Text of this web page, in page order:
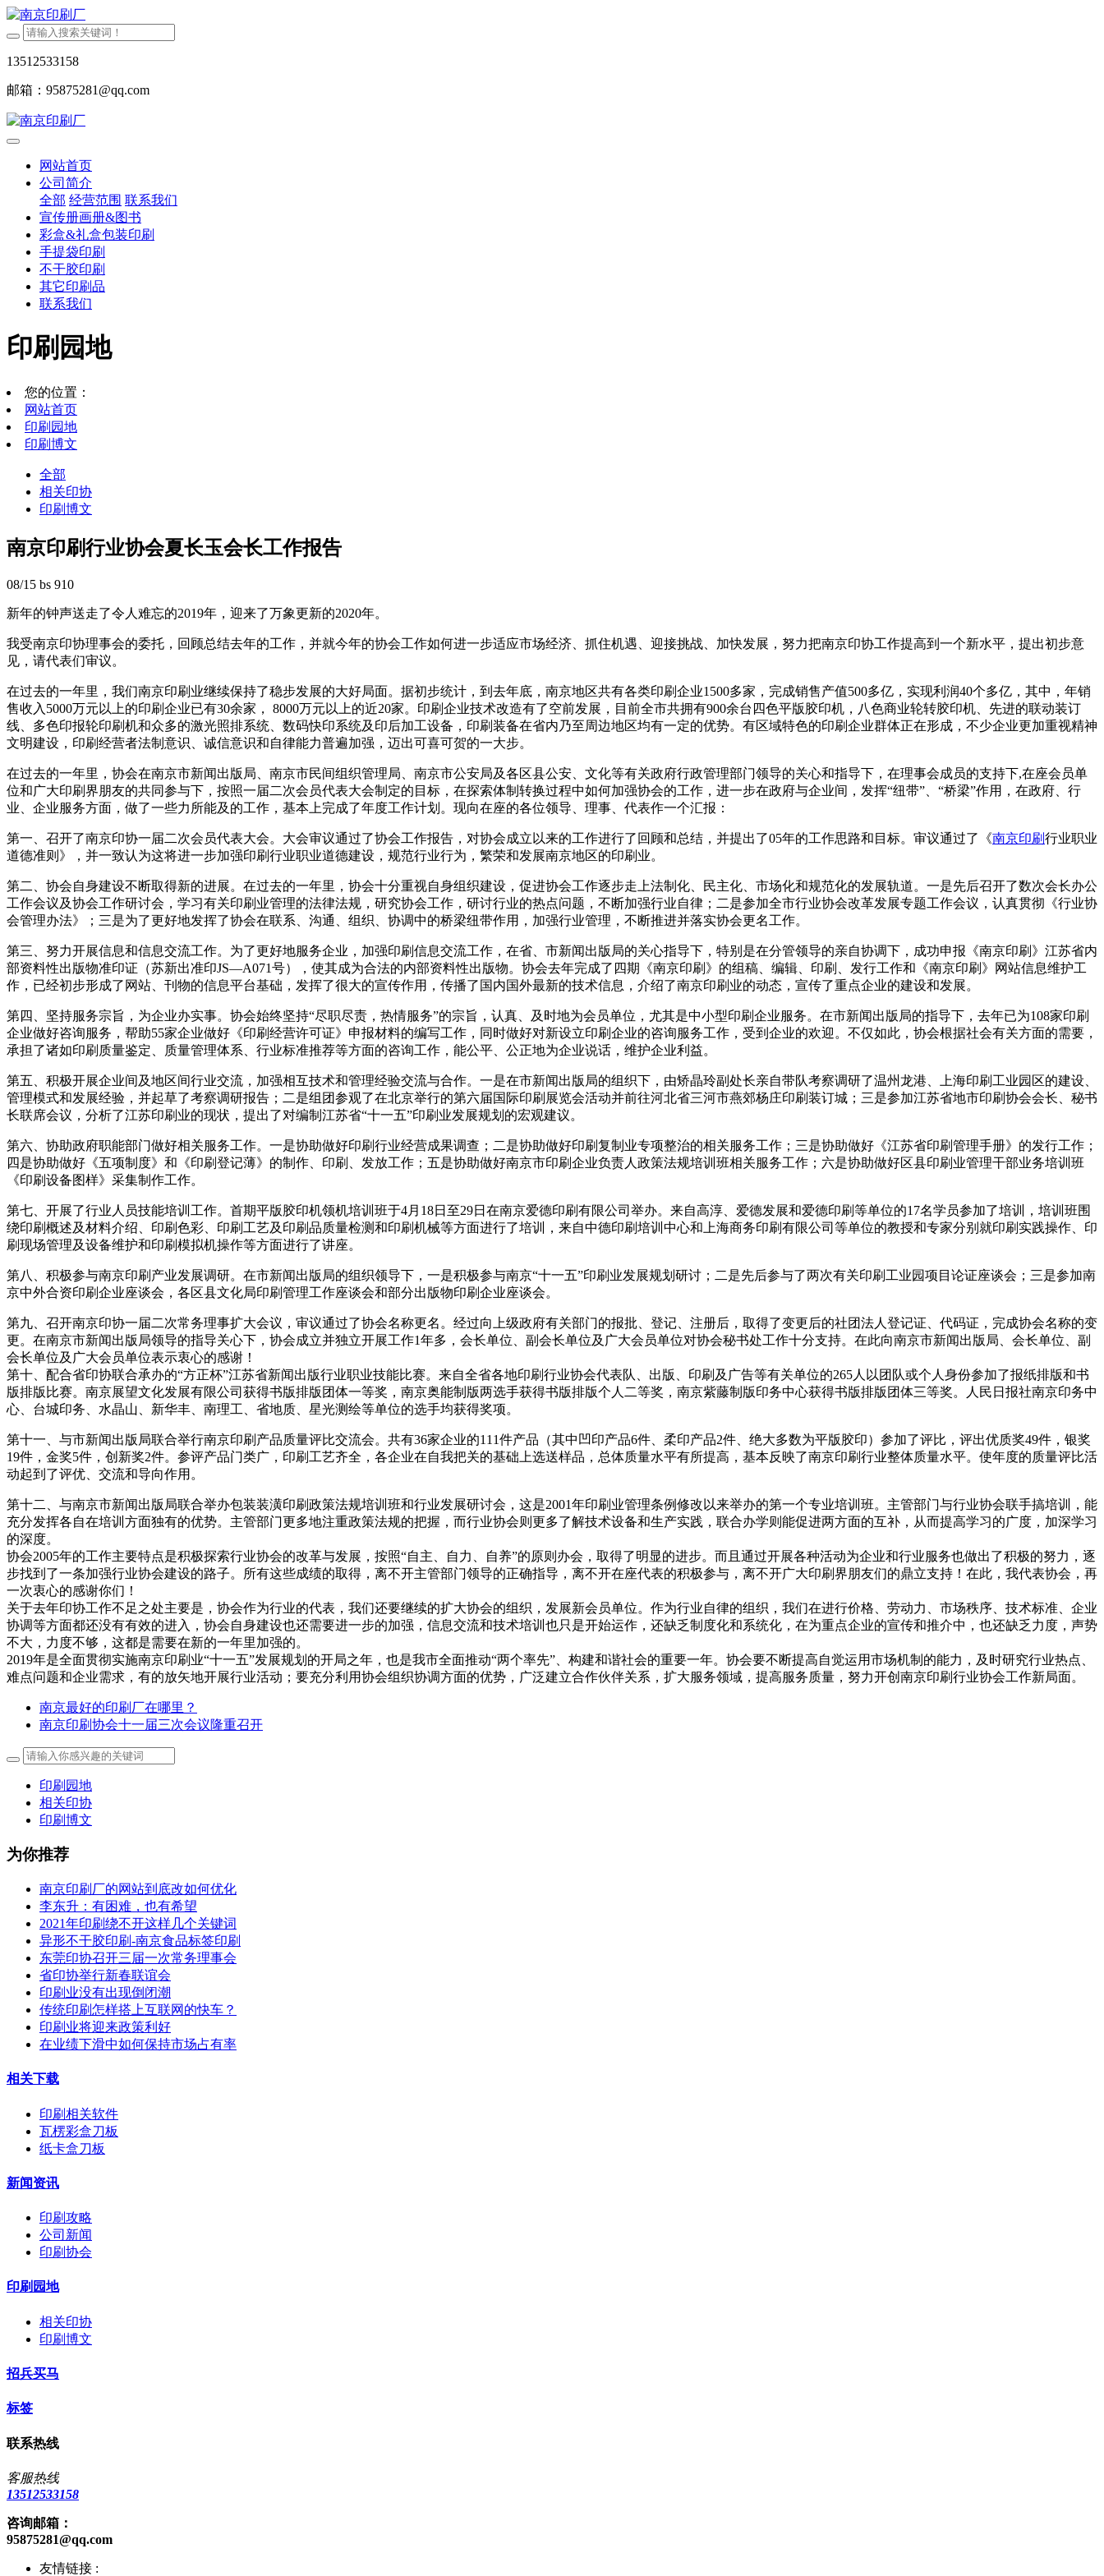
13512533158
邮箱：95875281@qq.com
网站首页
公司简介
全部 经营范围 联系我们
宣传册画册&图书
彩盒&礼盒包装印刷
手提袋印刷
不干胶印刷
其它印刷品
联系我们
印刷园地
您的位置：
网站首页
印刷园地
印刷博文
全部
相关印协
印刷博文
南京印刷行业协会夏长玉会长工作报告
08/15 bs 910
新年的钟声送走了令人难忘的2019年，迎来了万象更新的2020年。
我受南京印协理事会的委托，回顾总结去年的工作，并就今年的协会工作如何进一步适应市场经济、抓住机遇、迎接挑战、加快发展，努力把南京印协工作提高到一个新水平，提出初步意
见，请代表们审议。
在过去的一年里，我们南京印刷业继续保持了稳步发展的大好局面。据初步统计，到去年底，南京地区共有各类印刷企业1500多家，完成销售产值500多亿，实现利润40个多亿，其中，年销
售收入5000万元以上的印刷企业已有30余家， 8000万元以上的近20家。印刷企业技术改造有了空前发展，目前全市共拥有900余台四色平版胶印机，八色商业轮转胶印机、先进的联动装订
线、多色印报轮印刷机和众多的激光照排系统、数码快印系统及印后加工设备，印刷装备在省内乃至周边地区均有一定的优势。有区域特色的印刷企业群体正在形成，不少企业更加重视精神
文明建设，印刷经营者法制意识、诚信意识和自律能力普遍加强，迈出可喜可贺的一大步。
在过去的一年里，协会在南京市新闻出版局、南京市民间组织管理局、南京市公安局及各区县公安、文化等有关政府行政管理部门领导的关心和指导下，在理事会成员的支持下,在座会员单
位和广大印刷界朋友的共同参与下，按照一届二次会员代表大会制定的目标，在探索体制转换过程中如何加强协会的工作，进一步在政府与企业间，发挥“纽带”、“桥梁”作用，在政府、行
业、企业服务方面，做了一些力所能及的工作，基本上完成了年度工作计划。现向在座的各位领导、理事、代表作一个汇报：
第一、召开了南京印协一届二次会员代表大会。大会审议通过了协会工作报告，对协会成立以来的工作进行了回顾和总结，并提出了05年的工作思路和目标。审议通过了《南京印刷行业职业
道德准则》，并一致认为这将进一步加强印刷行业职业道德建设，规范行业行为，繁荣和发展南京地区的印刷业。
第二、协会自身建设不断取得新的进展。在过去的一年里，协会十分重视自身组织建设，促进协会工作逐步走上法制化、民主化、市场化和规范化的发展轨道。一是先后召开了数次会长办公
工作会议及协会工作研讨会，学习有关印刷业管理的法律法规，研究协会工作，研讨行业的热点问题，不断加强行业自律；二是参加全市行业协会改革发展专题工作会议，认真贯彻《行业协
会管理办法》；三是为了更好地发挥了协会在联系、沟通、组织、协调中的桥梁纽带作用，加强行业管理，不断推进并落实协会更名工作。
第三、努力开展信息和信息交流工作。为了更好地服务企业，加强印刷信息交流工作，在省、市新闻出版局的关心指导下，特别是在分管领导的亲自协调下，成功申报《南京印刷》江苏省内
部资料性出版物准印证（苏新出准印JS—A071号），使其成为合法的内部资料性出版物。协会去年完成了四期《南京印刷》的组稿、编辑、印刷、发行工作和《南京印刷》网站信息维护工
作，已经初步形成了网站、刊物的信息平台基础，发挥了很大的宣传作用，传播了国内国外最新的技术信息，介绍了南京印刷业的动态，宣传了重点企业的建设和发展。
第四、坚持服务宗旨，为企业办实事。协会始终坚持“尽职尽责，热情服务”的宗旨，认真、及时地为会员单位，尤其是中小型印刷企业服务。在市新闻出版局的指导下，去年已为108家印刷
企业做好咨询服务，帮助55家企业做好《印刷经营许可证》申报材料的编写工作，同时做好对新设立印刷企业的咨询服务工作，受到企业的欢迎。不仅如此，协会根据社会有关方面的需要，
承担了诸如印刷质量鉴定、质量管理体系、行业标准推荐等方面的咨询工作，能公平、公正地为企业说话，维护企业利益。
第五、积极开展企业间及地区间行业交流，加强相互技术和管理经验交流与合作。一是在市新闻出版局的组织下，由矫晶玲副处长亲自带队考察调研了温州龙港、上海印刷工业园区的建设、
管理模式和发展经验，并起草了考察调研报告；二是组团参观了在北京举行的第六届国际印刷展览会活动并前往河北省三河市燕郊杨庄印刷装订城；三是参加江苏省地市印刷协会会长、秘书
长联席会议，分析了江苏印刷业的现状，提出了对编制江苏省“十一五”印刷业发展规划的宏观建议。
第六、协助政府职能部门做好相关服务工作。一是协助做好印刷行业经营成果调查；二是协助做好印刷复制业专项整治的相关服务工作；三是协助做好《江苏省印刷管理手册》的发行工作；
四是协助做好《五项制度》和《印刷登记薄》的制作、印刷、发放工作；五是协助做好南京市印刷企业负责人政策法规培训班相关服务工作；六是协助做好区县印刷业管理干部业务培训班
《印刷设备图样》采集制作工作。
第七、开展了行业人员技能培训工作。首期平版胶印机领机培训班于4月18日至29日在南京爱德印刷有限公司举办。来自高淳、爱德发展和爱德印刷等单位的17名学员参加了培训，培训班围
绕印刷概述及材料介绍、印刷色彩、印刷工艺及印刷品质量检测和印刷机械等方面进行了培训，来自中德印刷培训中心和上海商务印刷有限公司等单位的教授和专家分别就印刷实践操作、印
刷现场管理及设备维护和印刷模拟机操作等方面进行了讲座。
第八、积极参与南京印刷产业发展调研。在市新闻出版局的组织领导下，一是积极参与南京“十一五”印刷业发展规划研讨；二是先后参与了两次有关印刷工业园项目论证座谈会；三是参加南
京中外合资印刷企业座谈会，各区县文化局印刷管理工作座谈会和部分出版物印刷企业座谈会。
第九、召开南京印协一届二次常务理事扩大会议，审议通过了协会名称更名。经过向上级政府有关部门的报批、登记、注册后，取得了变更后的社团法人登记证、代码证，完成协会名称的变
更。在南京市新闻出版局领导的指导关心下，协会成立并独立开展工作1年多，会长单位、副会长单位及广大会员单位对协会秘书处工作十分支持。在此向南京市新闻出版局、会长单位、副
会长单位及广大会员单位表示衷心的感谢！
第十、配合省印协联合承办的“方正杯”江苏省新闻出版行业职业技能比赛。来自全省各地印刷行业协会代表队、出版、印刷及广告等有关单位的265人以团队或个人身份参加了报纸排版和书
版排版比赛。南京展望文化发展有限公司获得书版排版团体一等奖，南京奥能制版两选手获得书版排版个人二等奖，南京紫藤制版印务中心获得书版排版团体三等奖。人民日报社南京印务中
心、台城印务、水晶山、新华丰、南理工、省地质、星光测绘等单位的选手均获得奖项。
第十一、与市新闻出版局联合举行南京印刷产品质量评比交流会。共有36家企业的111件产品（其中凹印产品6件、柔印产品2件、绝大多数为平版胶印）参加了评比，评出优质奖49件，银奖
19件，金奖5件，创新奖2件。参评产品门类广，印刷工艺齐全，各企业在自我把关的基础上选送样品，总体质量水平有所提高，基本反映了南京印刷行业整体质量水平。使年度的质量评比活
动起到了评优、交流和导向作用。
第十二、与南京市新闻出版局联合举办包装装潢印刷政策法规培训班和行业发展研讨会，这是2001年印刷业管理条例修改以来举办的第一个专业培训班。主管部门与行业协会联手搞培训，能
充分发挥各自在培训方面独有的优势。主管部门更多地注重政策法规的把握，而行业协会则更多了解技术设备和生产实践，联合办学则能促进两方面的互补，从而提高学习的广度，加深学习
的深度。
协会2005年的工作主要特点是积极探索行业协会的改革与发展，按照“自主、自力、自养”的原则办会，取得了明显的进步。而且通过开展各种活动为企业和行业服务也做出了积极的努力，逐
步找到了一条加强行业协会建设的路子。所有这些成绩的取得，离不开主管部门领导的正确指导，离不开在座代表的积极参与，离不开广大印刷界朋友们的鼎立支持！在此，我代表协会，再
一次衷心的感谢你们！
关于去年印协工作不足之处主要是，协会作为行业的代表，我们还要继续的扩大协会的组织，发展新会员单位。作为行业自律的组织，我们在进行价格、劳动力、市场秩序、技术标准、企业
协调等方面都还没有有效的进入，协会自身建设也还需要进一步的加强，信息交流和技术培训也只是开始运作，还缺乏制度化和系统化，在为重点企业的宣传和推介中，也还缺乏力度，声势
不大，力度不够，这都是需要在新的一年里加强的。
2019年是全面贯彻实施南京印刷业“十一五”发展规划的开局之年，也是我市全面推动“两个率先”、构建和谐社会的重要一年。协会要不断提高自觉运用市场机制的能力，及时研究行业热点、
难点问题和企业需求，有的放矢地开展行业活动；要充分利用协会组织协调方面的优势，广泛建立合作伙伴关系，扩大服务领域，提高服务质量，努力开创南京印刷行业协会工作新局面。
南京最好的印刷厂在哪里？
南京印刷协会十一届三次会议隆重召开
印刷园地
相关印协
印刷博文
为你推荐
南京印刷厂的网站到底改如何优化
李东升：有困难，也有希望
2021年印刷绕不开这样几个关键词
异形不干胶印刷-南京食品标签印刷
东莞印协召开三届一次常务理事会
省印协举行新春联谊会
印刷业没有出现倒闭潮
传统印刷怎样搭上互联网的快车？
印刷业将迎来政策利好
在业绩下滑中如何保持市场占有率
相关下载
印刷相关软件
瓦楞彩盒刀板
纸卡盒刀板
新闻资讯
印刷攻略
公司新闻
印刷协会
印刷园地
相关印协
印刷博文
招兵买马
标签
联系热线
客服热线
13512533158
咨询邮箱：
95875281@qq.com
友情链接 :